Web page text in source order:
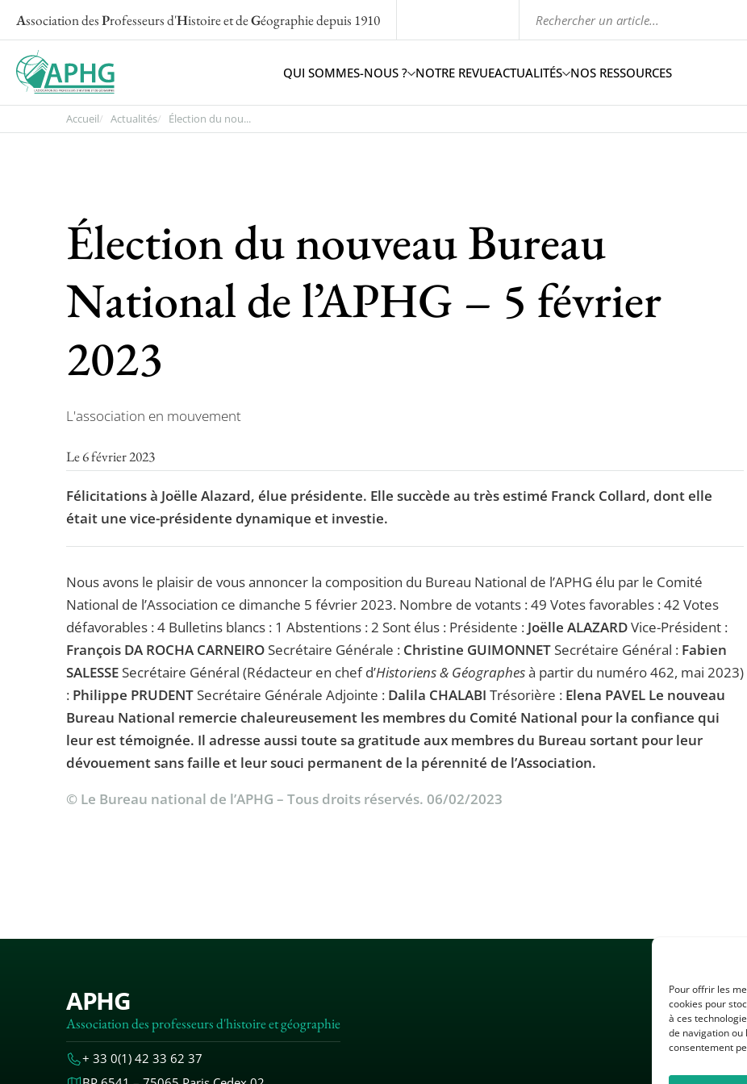
Pour offrir les
cookies pour
à ces
de navigation ou
consentement
Association desProfesseurs d'Histoire et deGéographiedepuis 1910
QUI SOMMES-NOUS ? NOTRE REVUEACTUALITÉS NOS RESSOURCES
Accueil Actualités Élection du nou...
Élection du nouveau Bureau
National de l’APHG – 5 février
2023
L'association en mouvement
Le 6 février 2023
Félicitations à Joëlle Alazard, élue présidente. Elle succède au très estimé Franck Collard, dont elle
était une vice-présidente dynamique et investie.
Nous avons le plaisir de vous annoncer la composition du Bureau National de l’APHG élu par le Comité
National de l’Association ce dimanche 5 février 2023. Nombre de votants : 49 Votes favorables : 42 Votes
défavorables : 4 Bulletins blancs : 1 Abstentions : 2 Sont élus : Présidente : Joëlle ALAZARDVice-Président :
François DA ROCHA CARNEIRO Secrétaire Générale : Christine GUIMONNET Secrétaire Général : Fabien
SALESSE Secrétaire Général (Rédacteur en chef d’Historiens & Géographesà partir du numéro 462, mai 2023)
: Philippe PRUDENT Secrétaire Générale Adjointe : Dalila CHALABI Trésorière : Elena PAVEL Le nouveau
Bureau National remercie chaleureusement les membres du Comité National pour la confiance qui
leur est témoignée. Il adresse aussi toute sa gratitude aux membres du Bureau sortant pour leur
dévouement sans faille et leur souci permanent de la pérennité de l’Association.
© Le Bureau national de l’APHG – Tous droits réservés. 06/02/2023
APHG
Association des professeurs d'histoire et géographie
+ 33 0(1) 42 33 62 37